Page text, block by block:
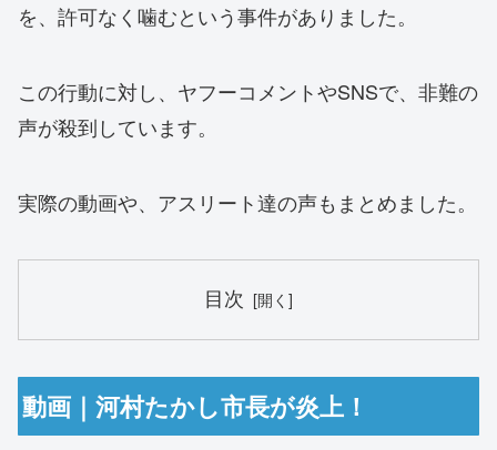
を、許可なく噛むという事件がありました。
この行動に対し、ヤフーコメントやSNSで、非難の
声が殺到しています。
実際の動画や、アスリート達の声もまとめました。
目次
動画｜河村たかし市長が炎上！